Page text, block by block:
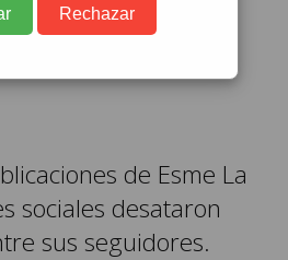
triste
vida
de Esme La
sociales desataron
sus seguidores.
Rechazar